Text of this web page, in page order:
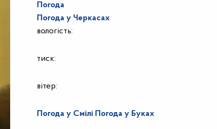
Погода
Погода у Черкасах
вологість:
тиск:
вітер:
Погода у Смілі Погода у Буках